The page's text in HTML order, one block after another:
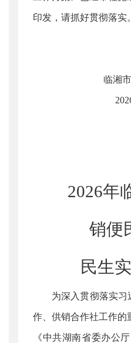
印发，请抓好贯彻落实。
临湘
2026年
销便
民生实
为深入贯彻落实习
作、供销合作社工作的
《中共湖南省委办公